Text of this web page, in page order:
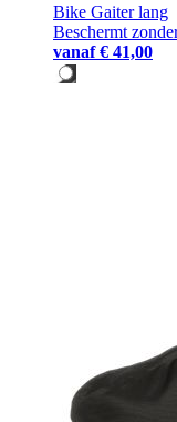
Bike Gaiter lang
Beschermt
vanaf € 41,00